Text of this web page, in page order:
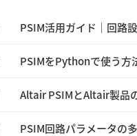
PSIM活用ガイド｜回路
PSIMをPythonで使う方
Altair PSIMとAltair製品
PSIM回路パラメータの